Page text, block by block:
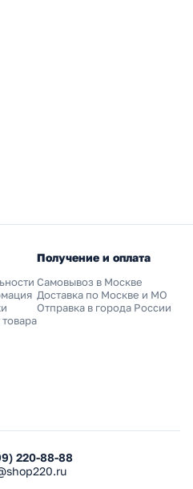
Получение и оплата
Самовывоз в Москве
Доставка по Москве и МО
Отправка в города России
220-88-88